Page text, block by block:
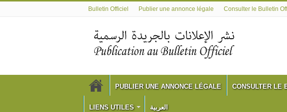
Bulletin Officiel Publier une annonce légale Consulter le Bulletin
PUBLIER UNE ANNONCE LÉGALE CONSULTER LE
LIENS UTILES العربية